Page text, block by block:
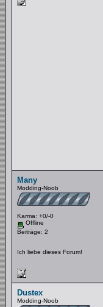
Many
Modding-Noob
Karma: +0/-0
Offline
Beiträge: 2
Ich liebe dieses Forum!
Dustex
Modding-Noob